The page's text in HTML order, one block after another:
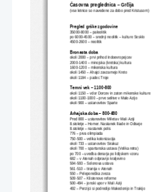
Časovna preglednica – Grčija
(vse letnice so navedene za dobo pred Kristusom)
Pregled grške zgodovine
35000-8000 – paleolitik
po 6000-4500 – srednji neolitik – kulture Sesklo
4500-2600 – neolitik
Bronasta doba
okoli 2000 – prvi prihod Indoevropejcev
2000-1400 – minojska (kretska) kultura
1600-1200 – mikenska kultura
okoli 1450 – Ahajci zavzamejo Kreto
okoli 1184 – padec Troje
Temni vek – 1100-800
okoli 1150 – vdor Dorcev in zaton mikenske kulture
okoli 1100-1000 – prve selitve v Malo Azijo
okoli 900 – ustanovitev Sparte
Arhajska doba – 800-480
Pred 800 – ustanovitev Mileta v Mali Aziji
8.stoletje – Homer. Nastanek Iliade in Odiseje
8.stoletje – nastanek polis
776 – prva olimpiada
750-500 – velika kolonizacija
okoli 733 – ustanovitev Sirakuz
okoli 700 – spartanska ustava (Velika retra)
po 700 – uvedba denarja po lidijskem vzoru
682 – v Atenah odpravijo kraljevino
594-593 – Solonova ustava
561-510 – tiranija v Atenah
550 – Peleponeška zveza
509-507 – Klistenove reforme
500-494 – jonski upor v Mali Aziji
492 – Perzijci si podredijo Makedonijo in Trakijo